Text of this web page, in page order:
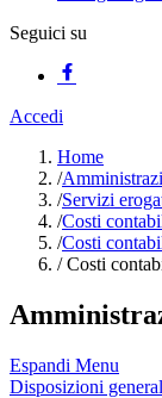
Seguici su
Accedi
Home
/
/Servizi
/Costi
/Costi
/Costi
Espandi Menu
Disposizioni